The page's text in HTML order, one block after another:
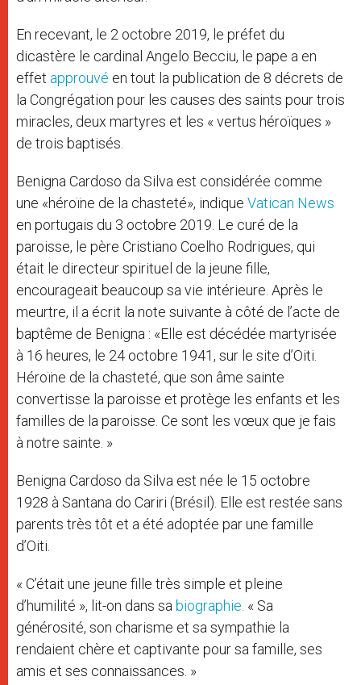
En recevant, le 2 octobre 2019, le préfet du
dicastère le cardinal Angelo Becciu, le pape a en
effet approuvé en tout la publication de 8 décrets de
la Congrégation pour les causes des saints pour trois
miracles, deux martyres et les « vertus héroïques »
de trois baptisés.
Benigna Cardoso da Silva est considérée comme
une «héroïne de la chasteté», indique Vatican News
en portugais du 3 octobre 2019. Le curé de la
paroisse, le père Cristiano Coelho Rodrigues, qui
était le directeur spirituel de la jeune fille,
encourageait beaucoup sa vie intérieure. Après le
meurtre, il a écrit la note suivante à côté de l’acte de
baptême de Benigna : «Elle est décédée martyrisée
à 16 heures, le 24 octobre 1941, sur le site d’Oiti.
Héroïne de la chasteté, que son âme sainte
convertisse la paroisse et protège les enfants et les
familles de la paroisse. Ce sont les vœux que je fais
à notre sainte. »
Benigna Cardoso da Silva est née le 15 octobre
1928 à Santana do Cariri (Brésil). Elle est restée sans
parents très tôt et a été adoptée par une famille
d’Oiti.
« C’était une jeune fille très simple et pleine
d’humilité », lit-on dans sa biographie. « Sa
générosité, son charisme et sa sympathie la
rendaient chère et captivante pour sa famille, ses
amis et ses connaissances. »